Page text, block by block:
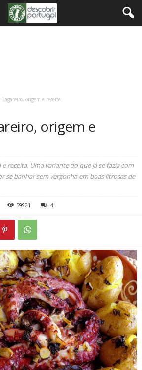
Lagareiro, origem e receita
origem e
receita. Uma variante do que já se fazia com
se banhar sem vergonha em boas litrosas de
59921 4